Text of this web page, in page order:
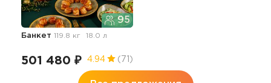
95
Банкет 119.8 кг 18.0 л
501 480 ₽ 4.94 (71)